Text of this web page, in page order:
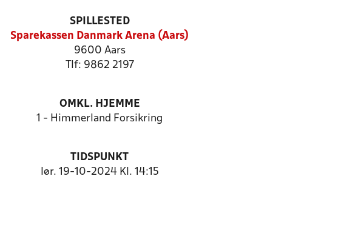
SPILLESTED
Sparekassen Danmark Arena (Aars)
9600 Aars
Tlf: 9862 2197
OMKL. HJEMME
1 - Himmerland Forsikring
TIDSPUNKT
lør. 19-10-2024 Kl. 14:15